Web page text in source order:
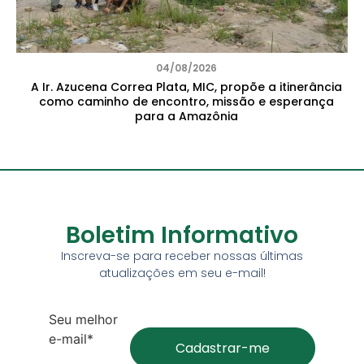
04/08/2026
A Ir. Azucena Correa Plata, MIC, propõe a itinerância
como caminho de encontro, missão e esperança
para a Amazônia
Boletim Informativo
Inscreva-se para receber nossas últimas
atualizações em seu e-mail!
Seu melhor
e-mail*